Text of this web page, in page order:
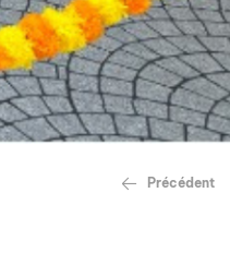
Précédent